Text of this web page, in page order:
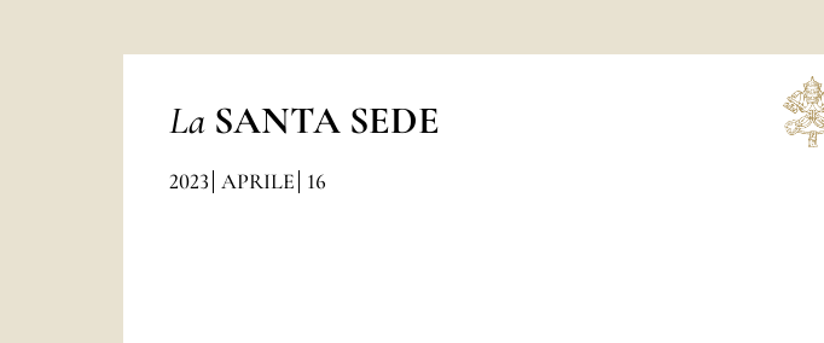
La SANTA SEDE
2023 APRILE 16